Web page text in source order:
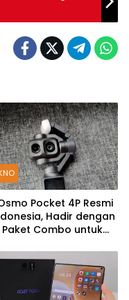
Pocket 4P Resmi
Hadir dengan
Paket Combo untuk